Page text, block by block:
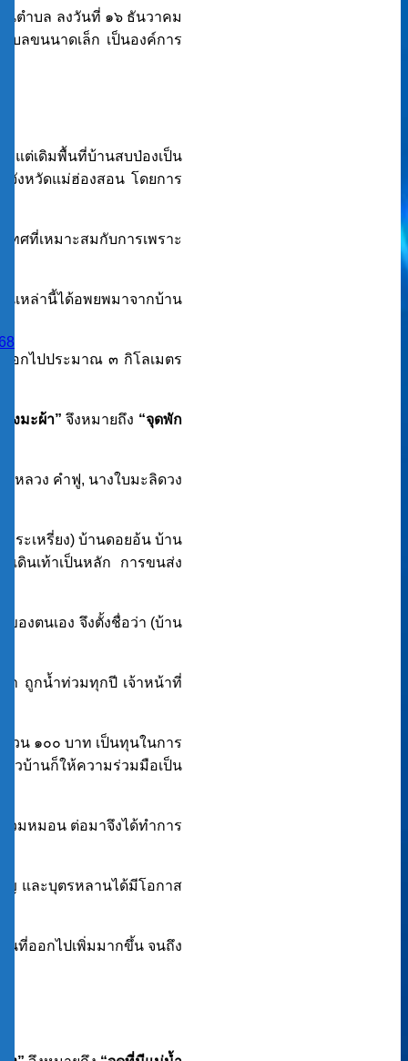
นตำบล ลงวันที่ ๑๖ ธันวาคม
ลขนนาดเล็ก เป็นองค์การ
ต่เดิมพื้นที่บ้านสบป่องเป็น
จังหวัดแม่ฮ่องสอน โดยการ
ที่เหมาะสมกับการเพราะ
เหล่านี้ได้อพยพมาจากบ้าน
อกไปประมาณ ๓ กิโลเมตร
างมะผ้า” จึงหมายถึง “จุดพัก
ลวง คำฟู, นางใบมะลิดวง
ระเหรี่ยง) บ้านดอยอ้น บ้าน
เดินเท้าเป็นหลัก การขนส่ง
งตนเอง จึงตั้งชื่อว่า (บ้าน
ถูกน้ำท่วมทุกปี เจ้าหน้าที่
วน ๑๐๐ บาท เป็นทุนในการ
วบ้านก็ให้ความร่วมมือเป็น
มหมอน ต่อมาจึงได้ทำการ
และบุตรหลานได้มีโอกาส
ที่ออกไปเพิ่มมากขึ้น จนถึง